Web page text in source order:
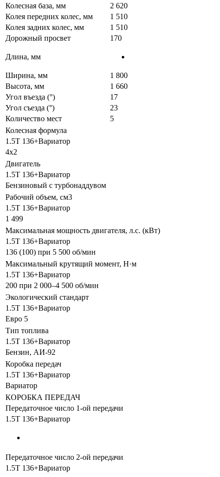
Колесная база, мм
2 620
Колея передних колес, мм
1 510
Колея задних колес, мм
1 510
Дорожный просвет
170
Длина, мм
Ширина, мм
1 800
Высота, мм
1 660
Угол въезда (°)
17
Угол съезда (°)
23
Количество мест
5
Колесная формула
1.5T 136+Вариатор
4х2
Двигатель
1.5T 136+Вариатор
Бензиновый с турбонаддувом
Рабочий объем, см3
1.5T 136+Вариатор
1 499
Максимальная мощность двигателя, л.с. (кВт)
1.5T 136+Вариатор
136 (100) при 5 500 об/мин
Максимальный крутящий момент, Н·м
1.5T 136+Вариатор
200 при 2 000–4 500 об/мин
Экологический стандарт
1.5T 136+Вариатор
Евро 5
Тип топлива
1.5T 136+Вариатор
Бензин, АИ-92
Коробка передач
1.5T 136+Вариатор
Вариатор
КОРОБКА ПЕРЕДАЧ
Передаточное число 1-ой передачи
1.5T 136+Вариатор
Передаточное число 2-ой передачи
1.5T 136+Вариатор